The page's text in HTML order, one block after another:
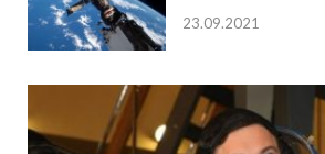
23.09.2021